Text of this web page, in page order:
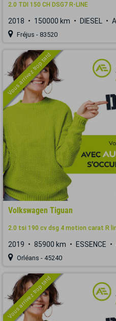
2.0 TDI 150 CH DSG7 R-LINE
2018 150000 km DIESEL
Fréjus - 83520
Vous arrivez trop tard
Volkswagen Tiguan
2.0 tsi 190 cv dsg 4 motion carat R
2019 85900 km ESSENCE
Orléans - 45240
Vous arrivez trop tard